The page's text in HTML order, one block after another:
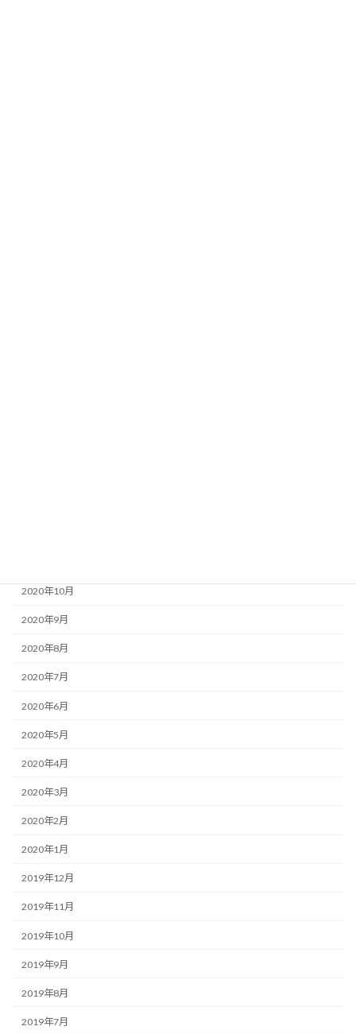
2020年10月
2020年9月
2020年8月
2020年7月
2020年6月
2020年5月
2020年4月
2020年3月
2020年2月
2020年1月
2019年12月
2019年11月
2019年10月
2019年9月
2019年8月
2019年7月